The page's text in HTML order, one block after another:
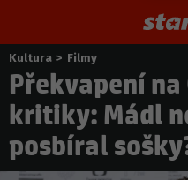
Nacházíte
se
zde:
Kultura > Filmy
Překvapení
kritiky: Mádl
posbíral